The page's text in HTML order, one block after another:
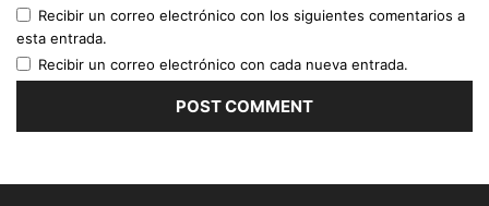
Recibir un correo electrónico con los siguientes comentarios a
esta entrada.
Recibir un correo electrónico con cada nueva entrada.